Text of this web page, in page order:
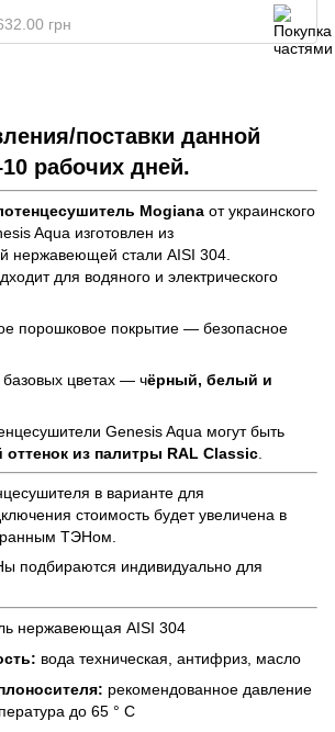
грн
поставки данной
рабочих дней.
Mogiana от украинского
Aqua изготовлен из
нержавеющей стали AISI 304.
для водяного и электрического
порошковое покрытие — безопасное
цветах — чёрный, белый и
Genesis Aqua могут быть
из палитры RAL Classic
в варианте для
стоимость будет увеличена в
ТЭНом.
подбираются индивидуально для
нержавеющая AISI 304
вода техническая, антифриз, масло
рекомендованное давление
до 65 ° С